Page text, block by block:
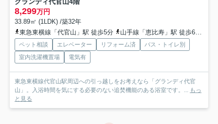
8,299万円
33.89㎡ (1LDK) /築32年
東急東横線「代官山」駅 徒歩5分
山手線「恵比寿」駅 徒歩6分
ペット相談 エレベーター リフォーム済
バス・トイレ別
室内洗濯機置場
電気有
東急東横線代官山駅周辺への引っ越しをお考えなら「グランディ代官
山」。入浴時間を気にする必要のない追焚機能のある浴室です。...
もっ
と見る